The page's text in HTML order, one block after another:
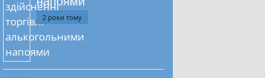
2 роки тому